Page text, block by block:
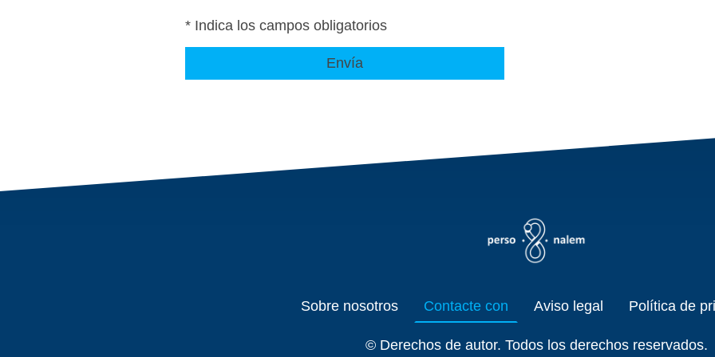
* Indica los campos obligatorios
Envía
Sobre nosotros Contacte con Aviso legal Política de
© Derechos de autor. Todos los derechos reservados.